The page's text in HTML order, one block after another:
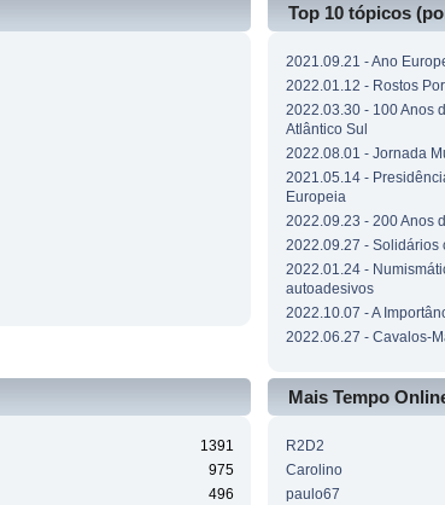
Top 10 tópicos
2021.09.21 - Ano
2022.01.12 - Rostos
2022.03.30 - 100 Anos
Atlântico Sul
2022.08.01 - Jornada
2021.05.14 -
Europeia
2022.09.23 - 200 Anos
2022.09.27 - Solidários
2022.01.24 -
autoadesivos
2022.10.07 - A
2022.06.27 - Cavalos-
1391
975
496
Mais Tempo
R2D2
Carolino
paulo67